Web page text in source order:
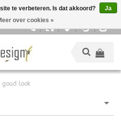
goud look
te verbeteren. Is dat akkoord?
Ja
over cookies »